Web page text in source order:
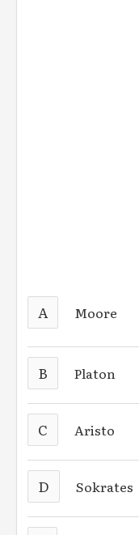
A Moore
B Platon
C Aristo
D Sokrates